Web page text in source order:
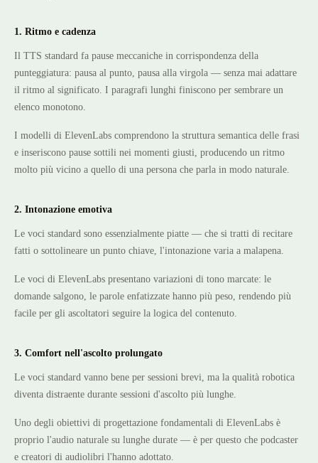
1. Ritmo e cadenza
Il TTS standard fa pause meccaniche in corrispondenza della
punteggiatura: pausa al punto, pausa alla virgola — senza mai adattare
il ritmo al significato. I paragrafi lunghi finiscono per sembrare un
elenco monotono.
I modelli di ElevenLabs comprendono la struttura semantica delle frasi
e inseriscono pause sottili nei momenti giusti, producendo un ritmo
molto più vicino a quello di una persona che parla in modo naturale.
2. Intonazione emotiva
Le voci standard sono essenzialmente piatte — che si tratti di recitare
fatti o sottolineare un punto chiave, l'intonazione varia a malapena.
Le voci di ElevenLabs presentano variazioni di tono marcate: le
domande salgono, le parole enfatizzate hanno più peso, rendendo più
facile per gli ascoltatori seguire la logica del contenuto.
3. Comfort nell'ascolto prolungato
Le voci standard vanno bene per sessioni brevi, ma la qualità robotica
diventa distraente durante sessioni d'ascolto più lunghe.
Uno degli obiettivi di progettazione fondamentali di ElevenLabs è
proprio l'audio naturale su lunghe durate — è per questo che podcaster
e creatori di audiolibri l'hanno adottato.